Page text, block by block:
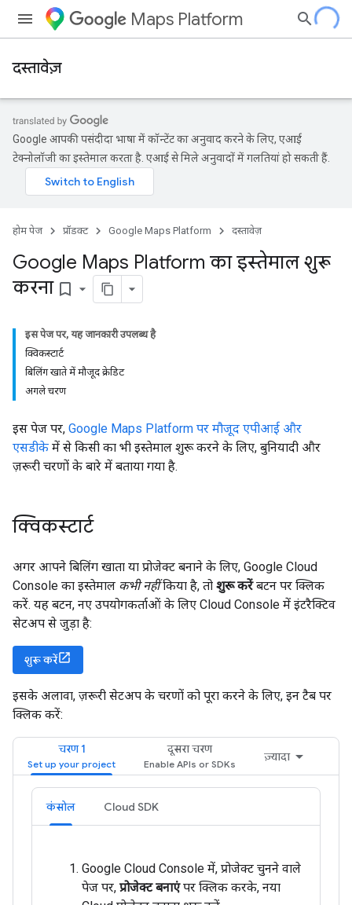
Maps Platform
दस्तावेज़
Google आपकी पसंदीदा भाषा में कॉन्टेंट का अनुवाद करने के लिए, एआई
टेक्नोलॉजी का इस्तेमाल करता है. एआई से मिले अनुवादों में गलतियां हो सकती हैं.
होम पेज प्रॉडक्ट Google Maps Platform दस्तावेज़
Google Maps Platform का इस्तेमाल शुरू
करना bookmark_border
इस पेज पर, यह जानकारी उपलब्ध है
क्विकस्टार्ट
बिलिंग खाते में मौजूद क्रेडिट
अगले चरण
इस पेज पर, Google Maps Platform पर मौजूद एपीआई और
एसडीके में से किसी का भी इस्तेमाल शुरू करने के लिए, बुनियादी और
ज़रूरी चरणों के बारे में बताया गया है.
क्विकस्टार्ट
अगर आपने बिलिंग खाता या प्रोजेक्ट बनाने के लिए, Google Cloud
Console का इस्तेमाल कभी नहींकिया है, तो शुरू करेंबटन पर क्लिक
करें. यह बटन, नए उपयोगकर्ताओं के लिए Cloud Console में इंटरैक्टिव
सेटअप से जुड़ा है:
शुरू करें
इसके अलावा, ज़रूरी सेटअप के चरणों को पूरा करने के लिए, इन टैब पर
क्लिक करें:
चरण 1 दूसरा चरण
ज़्यादा
कंसोल Cloud SDK
Google Cloud Console में, प्रोजेक्ट चुनने वाले
पेज पर, प्रोजेक्ट बनाएंपर क्लिक करके, नया